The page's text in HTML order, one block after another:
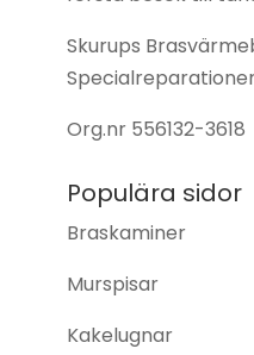
Skurups
Org.nr 556132-3618
Populära sidor
Braskaminer
Murspisar
Kakelugnar